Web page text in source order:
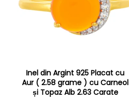
Inel din Argint 925 Placat cu
Aur ( 2.58 grame ) cu Carneol
și Topaz Alb 2.63 Carate